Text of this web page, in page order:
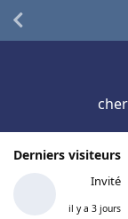
Derniers visiteurs
Invité
il y a 3 jours